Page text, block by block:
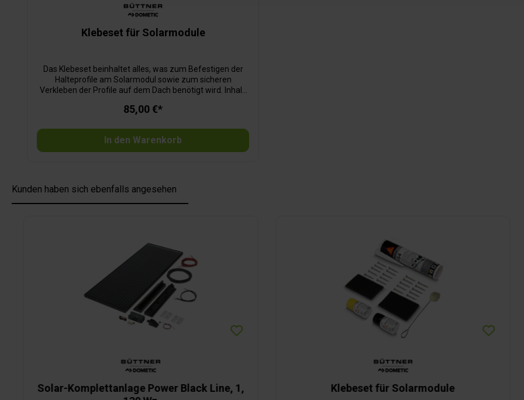
Klebeset für Solarmodule
Das Klebeset beinhaltet alles, was zum Befestigen der
Halteprofile am Solarmodul sowie zum sicheren
Verkleben der Profile auf dem Dach benötigt wird. Inhalt:
Edelstahlschrauben, Zubehör, Klebeanleitung. Geprüfte
85,00 €*
In den Warenkorb
Kunden haben sich ebenfalls angesehen
Solar-Komplettanlage Power Black Line, 1,
Klebeset für Solarmodule